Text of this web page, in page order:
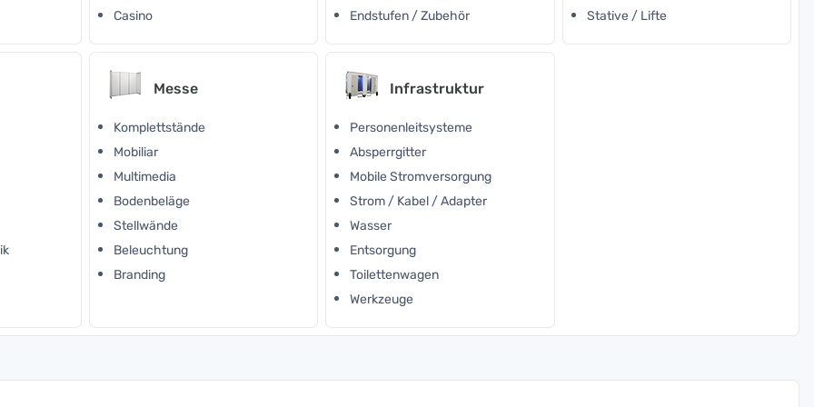
Casino Endstufen / Zubehör Stative / Lifte
Messe
Komplettstände
Mobiliar
Multimedia
Bodenbeläge
Stellwände
Beleuchtung
Branding
Infrastruktur
Personenleitsysteme
Absperrgitter
Mobile Stromversorgung
Strom / Kabel / Adapter
Wasser
Entsorgung
Toilettenwagen
Werkzeuge